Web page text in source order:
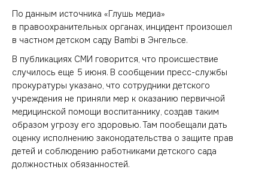
По данным источника «Глушь медиа»
в правоохранительных органах, инцидент произошел
в частном детском саду Bambi в Энгельсе.
В публикациях СМИ говорится, что происшествие
случилось еще 5 июня. В сообщении пресс-службы
прокуратуры указано, что сотрудники детского
учреждения не приняли мер к оказанию первичной
медицинской помощи воспитаннику, создав таким
образом угрозу его здоровью. Там пообещали дать
оценку исполнению законодательства о защите прав
детей и соблюдению работниками детского сада
должностных обязанностей.